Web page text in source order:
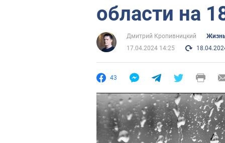
области на
Дмитрий Кропивницкий
17.04.2024 14:25
43